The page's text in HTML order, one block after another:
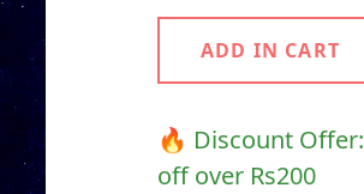
ADD IN CART
🔥 Discount Offer:
off over Rs200